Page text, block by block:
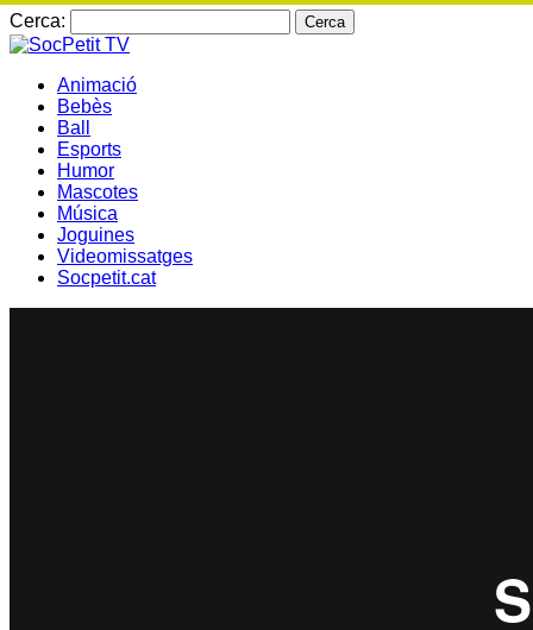
Cerca:
Animació
Bebès
Ball
Esports
Humor
Mascotes
Música
Joguines
Videomissatges
Socpetit.cat